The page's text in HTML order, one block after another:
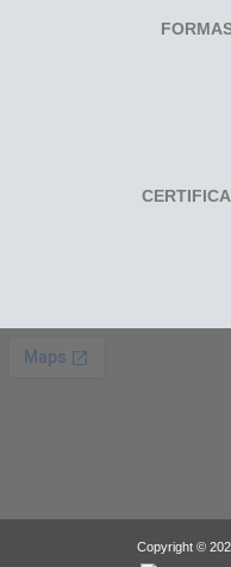
Copyright ©